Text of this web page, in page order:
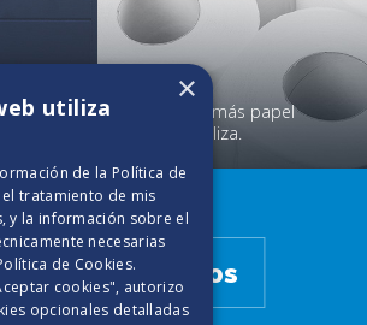
El país que más papel
higiénico utiliza.
Descubre más
para Higiénicos
×
utiliza
de la Política de
tratamiento de mis
y la información sobre el
necesarias
de Cookies.
cookies", autorizo
opcionales detalladas